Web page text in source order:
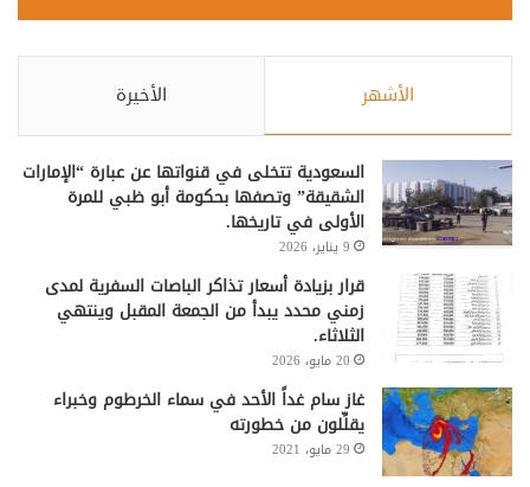
الأشهر الأخيرة
السعودية تتخلى في قنواتها عن عبارة “الإمارات
الشقيقة” وتصفها بحكومة أبو ظبي للمرة
الأولى في تاريخها.
9 يناير، 2026
قرار بزيادة أسعار تذاكر الباصات السفرية لمدى
زمني محدد يبدأ من الجمعة المقبل وينتهي
الثلاثاء.
20 مايو، 2026
غاز سام غداً الأحد في سماء الخرطوم وخبراء
يقلِّلون من خطورته
29 مايو، 2021